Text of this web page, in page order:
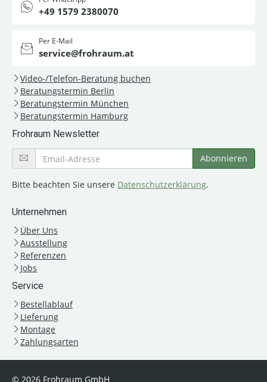
+49 1579 2380070
Per E-Mail
service@frohraum.at
Video-/Telefon-Beratung buchen
Beratungstermin Berlin
Beratungstermin München
Beratungstermin Hamburg
Frohraum Newsletter
Bitte beachten Sie unsere Datenschutzerklärung.
Unternehmen
Über Uns
Ausstellung
Referenzen
Jobs
Service
Bestellablauf
Lieferung
Montage
Zahlungsarten
© 2026 Frohraum GmbH